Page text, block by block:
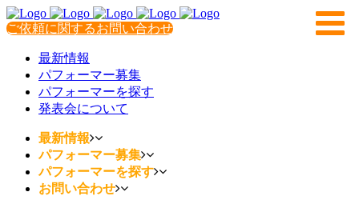
ご依頼に関するお問い合わせ
最新情報
パフォーマー募集
パフォーマーを探す
発表会について
最新情報
パフォーマー募集
パフォーマーを探す
お問い合わせ